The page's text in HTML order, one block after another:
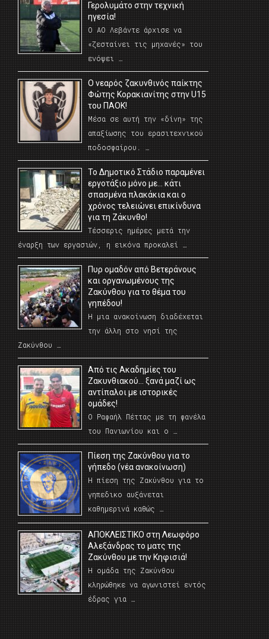
Γερολυμάτο στην τεχνική
ηγεσία!
Ο ΑΟ Λεβάντε άρχισε να
«ζεσταίνει τις μηχανές» του
ενόψει …
O νεαρός ζακυνθινός παίκτης
Φώτης Κορακιανίτης στην U15
του ΠΑΟΚ!
Μέσα σε αυτή την «δίνη» της
απαξίωσης του ερασιτεχνικού
ποδοσφαίρου. …
Το Δημοτικό Στάδιο παραμένει
εργοτάξιο μόνο με… κάτι
σπασμένα πλακάκια και ο
χρόνος τελειώνει επικίνδυνα
για τη Ζάκυνθο!
Τέσσερις ημέρες μετά την
έναρξη των εργασιών, η εικόνα προκαλεί …
Πυρ ομαδόν από Βετεράνους
και οργανωμένους της
Ζακύνθου για το θέμα του
γηπέδου!
Η μια ανακοίνωση διαδέχεται
την άλλη στο νησί της
Ζακύνθου …
Από τις Ακαδημίες του
Ζακυνθιακού… ξανά μαζί ως
αντίπαλοι με ιστορικές
ομάδες!
Ο Ραφαήλ Πέττας με τη φανέλα
του Πανιωνίου και ο …
Πίεση της Ζακύνθου για το
γήπεδο (νέα ανακοίνωση)
Η πίεση της Ζακύνθου για το
γηπεδικο αυξάνεται
καθημερινά καθώς …
AΠΟΚΛΕΙΣΤΙΚΟ στη Λεωφόρο
Αλεξάνδρας το ματς της
Ζακύνθου με την Κηφισιά!
Η ομάδα της Ζακύνθου
κληρώθηκε να αγωνιστεί εντός
έδρας για …